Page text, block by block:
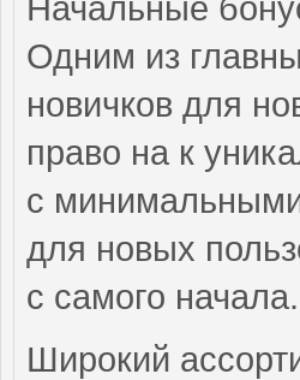
Начальные
Одним из
новичков для
право на к
с
для новых
с самого начала.
Широкий